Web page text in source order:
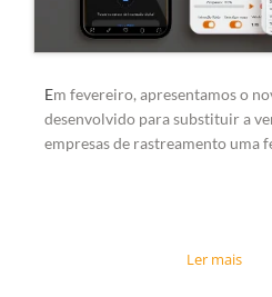
Em fevereiro, apresentamos o
desenvolvido para substituir a
empresas de rastreamento uma